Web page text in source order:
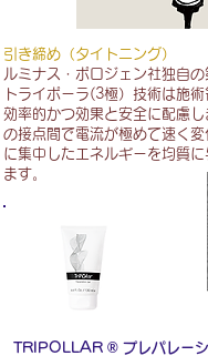
引き締め（タイトニング）
ルミナス・ポロジェン社独自
トライポーラ(3極）技術は施術
効率的かつ効果と安全に配慮
の接点間で電流が極めて速く
に集中したエネルギーを均質
ます。
TRIPOLLAR ® プレパレー